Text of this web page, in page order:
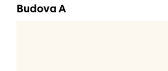
Budova A